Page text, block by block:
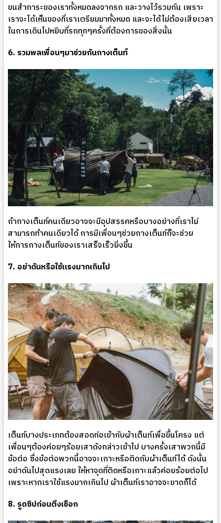
ขนสำภาระของเราทั้งหมดลงจากรถ และวางไว้รวมกัน เพราะ
เราจะได้เห็นของที่เราเตรียมมาทั้งหมด และจะได้ไม่ต้องเสียเวลา
ในการเดินไปหยิบที่รถทุกๆครั้งที่ต้องการของสิ่งนั้น
6. รวมพลเพื่อนๆมาช่วยกันกางเต็นท์
ถ้ากางเต็นท์คนเดียวอาจจะมีอุปสรรคหรือบางอย่างที่เราไม่
สามารถทำคนเดียวได้ การมีเพื่อนๆช่วยกางเต็นท์ก็จะช่วย
ให้การกางเต็นท์ของเราเสร็จเร็วยิ่งขึ้น
7. อย่าดันหรือใช้แรงมากเกินไป
เต็นท์บางประเภทต้องสอดท่อเข้ากับผ้าเต็นท์เพื่อขึ้นโครง แต่
เพื่อนๆต้องค่อยๆร้อยเสาดังกล่าวเข้าไป บางครั้งเสาพวกนี้มี
ข้อต่อ ซึ่งข้อต่อพวกนี้อาจจะเกาะหรือติดกับผ้าเต็นท์ได้ ดังนั้น
อย่าดันไปสุดแรงเลย ให้หาจุดที่ติดหรือเกาะแล้วค่อยร้อยต่อไป
เพราะหากเราใช้แรงมากเกินไป ผ้าเต็นท์เราอาจจะขาดก็ได้
8. รูดซิปก่อนตึงเชือก